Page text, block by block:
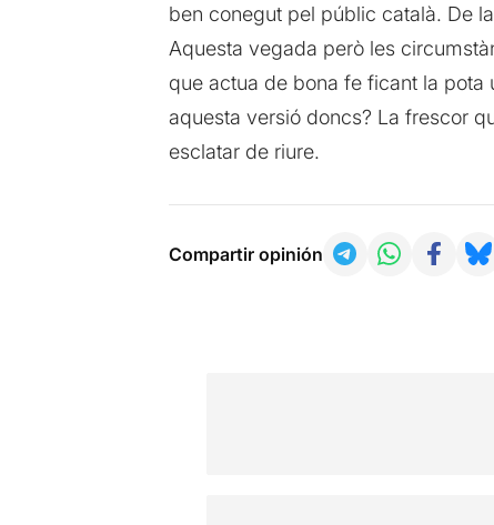
ben conegut pel públic català. De
Aquesta vegada però les
que actua de bona fe ficant la pota
aquesta versió doncs? La frescor
esclatar de riure.
Compartir opinión